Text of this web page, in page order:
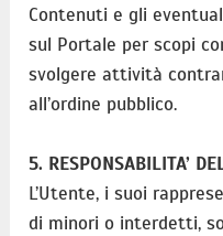
Contenuti e gli
sul Portale per scopi
svolgere attività
all’ordine pubblico.
5. RESPONSABILITA’
L’Utente, i suoi
di minori o interdetti,